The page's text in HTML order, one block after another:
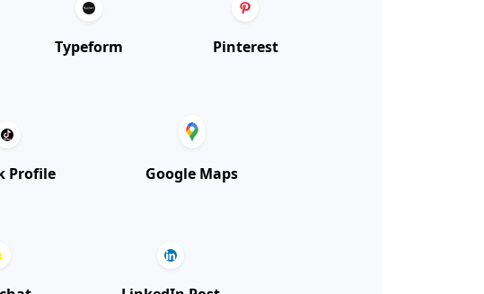
Typeform Pinterest
Profile Google Maps